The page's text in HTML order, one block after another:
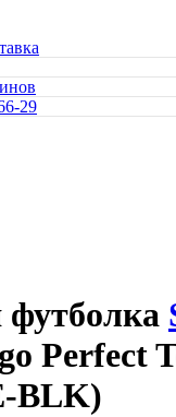
29
Perfect
BLK)